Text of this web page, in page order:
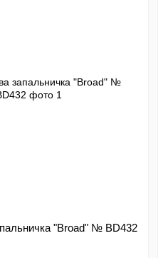
"Broad" № BD432